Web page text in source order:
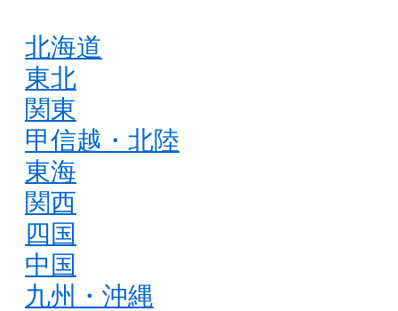
北海道
東北
関東
甲信越・北陸
東海
関西
四国
中国
九州・沖縄